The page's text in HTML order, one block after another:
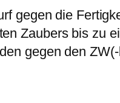
gegen die
Zaubers bis zu
gegen den